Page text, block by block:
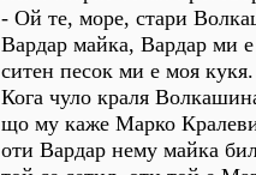
- Ой те, море, стари
Вардар майка, Вардар ми е
ситен песок ми е моя кукя.
Кога чуло краля
що му каже Марко
оти Вардар нему майка